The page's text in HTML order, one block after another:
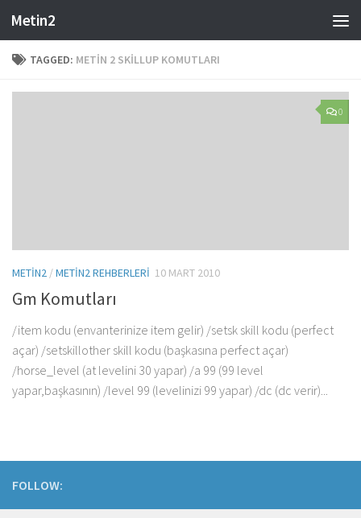
Skip to content
Metin2
TAGGED: METIN 2 SKILLUP KOMUTLARI
0
METIN2 /METIN2 REHBERLERI 10 MART 2010
Gm Komutları
/item kodu (envanterinize item gelir) /setsk skill kodu (perfect
açar) /setskillother skill kodu (başkasına perfect açar)
/horse_level (at levelini 30 yapar) /a 99 (99 level
yapar,başkasının) /level 99 (levelinizi 99 yapar) /dc (dc verir)...
FOLLOW: